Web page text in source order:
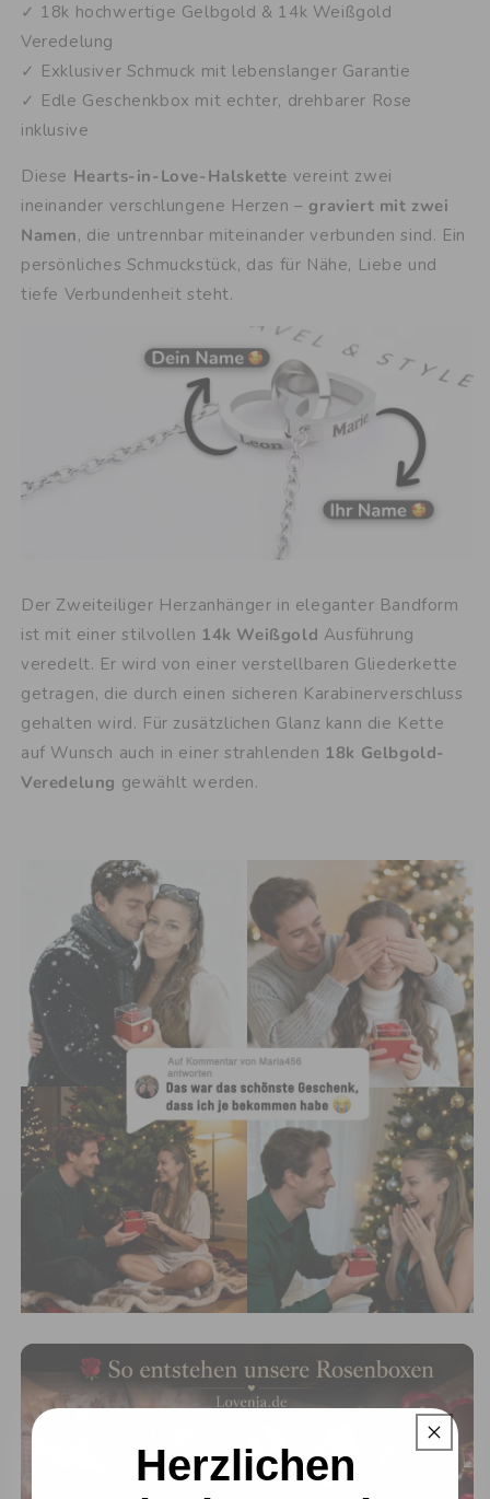
✓ 18k hochwertige Gelbgold & 14k Weißgold
Veredelung
✓ Exklusiver Schmuck mit lebenslanger Garantie
✓ Edle Geschenkbox mit echter, drehbarer Rose
inklusive
Diese Hearts-in-Love-Halskette vereint zwei
ineinander verschlungene Herzen – graviert mit zwei
Namen, die untrennbar miteinander verbunden sind. Ein
persönliches Schmuckstück, das für Nähe, Liebe und
tiefe Verbundenheit steht.
Der Zweiteiliger Herzanhänger in eleganter Bandform
ist mit einer stilvollen 14k Weißgold Ausführung
veredelt. Er wird von einer verstellbaren Gliederkette
getragen, die durch einen sicheren Karabinerverschluss
gehalten wird. Für zusätzlichen Glanz kann die Kette
auf Wunsch auch in einer strahlenden 18k Gelbgold-
Veredelung gewählt werden.
Herzlichen